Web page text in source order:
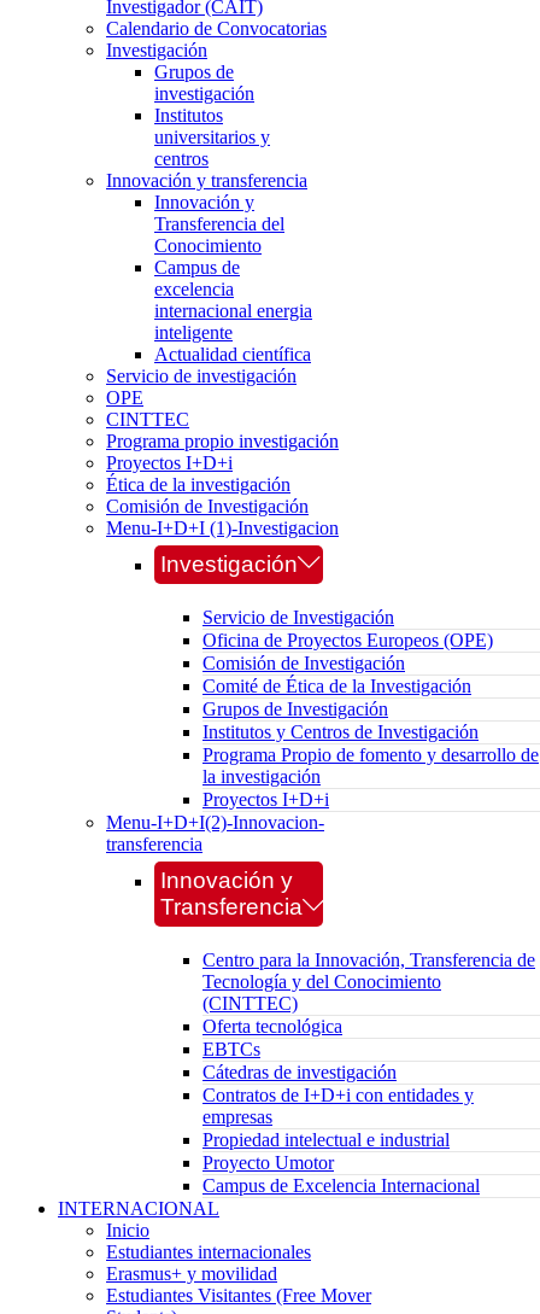
Investigador (CAIT)
Calendario de Convocatorias
Investigación
Grupos de
investigación
Institutos
universitarios y
centros
Innovación y transferencia
Innovación y
Transferencia del
Conocimiento
Campus de
excelencia
internacional energia
inteligente
Actualidad científica
Servicio de investigación
OPE
CINTTEC
Programa propio investigación
Proyectos I+D+i
Ética de la investigación
Comisión de Investigación
Menu-I+D+I (1)-Investigacion
Investigación
Servicio de Investigación
Oficina de Proyectos Europeos (OPE)
Comisión de Investigación
Comité de Ética de la Investigación
Grupos de Investigación
Institutos y Centros de Investigación
Programa Propio de fomento y desarrollo de
la investigación
Proyectos I+D+i
Menu-I+D+I(2)-Innovacion-
transferencia
Innovación y
Transferencia
Centro para la Innovación, Transferencia de
Tecnología y del Conocimiento
(CINTTEC)
Oferta tecnológica
EBTCs
Cátedras de investigación
Contratos de I+D+i con entidades y
empresas
Propiedad intelectual e industrial
Proyecto Umotor
Campus de Excelencia Internacional
INTERNACIONAL
Inicio
Estudiantes internacionales
Erasmus+ y movilidad
Estudiantes Visitantes (Free Mover